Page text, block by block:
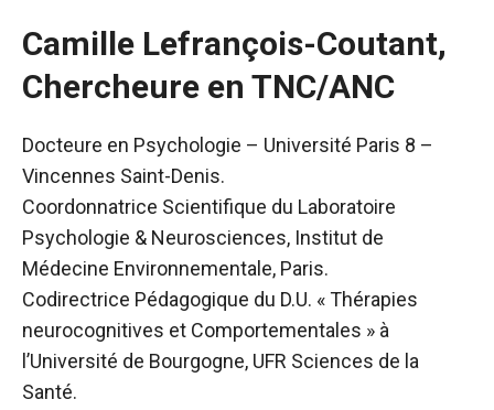
Camille Lefrançois-Coutant,
Chercheure en TNC/ANC
Docteure en Psychologie – Université Paris 8 –
Vincennes Saint-Denis.
Coordonnatrice Scientifique du Laboratoire
Psychologie & Neurosciences, Institut de
Médecine Environnementale, Paris.
Codirectrice Pédagogique du D.U. « Thérapies
neurocognitives et Comportementales » à
l’Université de Bourgogne, UFR Sciences de la
Santé.